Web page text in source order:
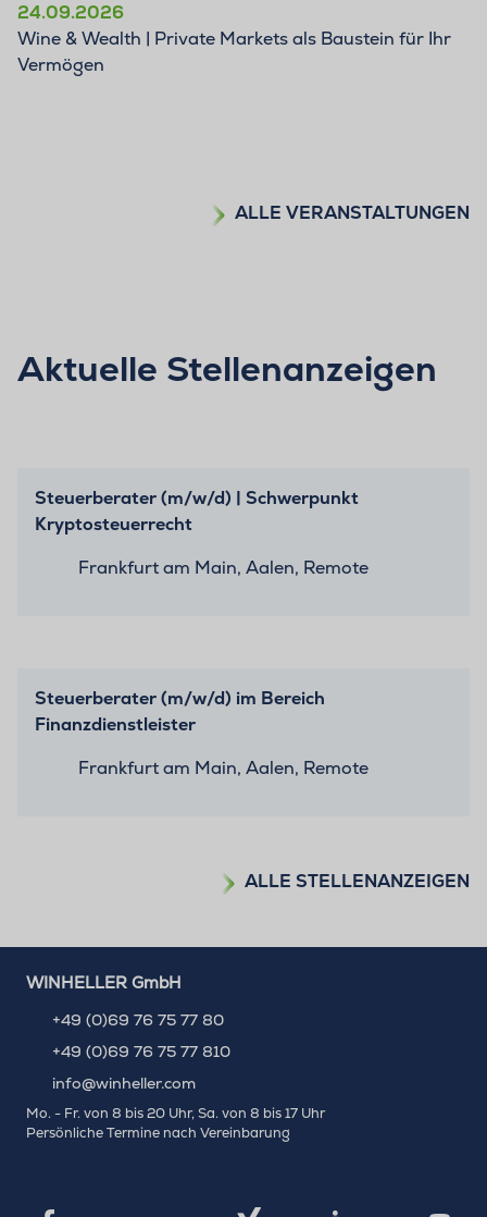
24.09.2026
Wine & Wealth | Private Markets als Baustein für Ihr
Vermögen
ALLE VERANSTALTUNGEN
Aktuelle Stellenanzeigen
Steuerberater (m/w/d) | Schwerpunkt
Kryptosteuerrecht
Frankfurt am Main, Aalen, Remote
Steuerberater (m/w/d) im Bereich
Finanzdienstleister
Frankfurt am Main, Aalen, Remote
ALLE STELLENANZEIGEN
WINHELLER GmbH
+49 (0)69 76 75 77 80
+49 (0)69 76 75 77 810
info@winheller.com
Mo. - Fr. von 8 bis 20 Uhr, Sa. von 8 bis 17 Uhr
Persönliche Termine nach Vereinbarung